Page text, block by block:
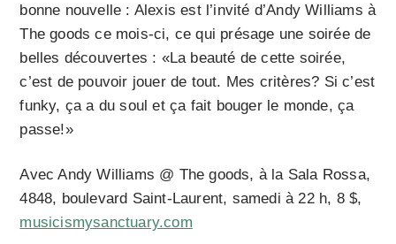
bonne nouvelle : Alexis est l’invité d’Andy Williams à
The goods ce mois-ci, ce qui présage une soirée de
belles découvertes : «La beauté de cette soirée,
c’est de pouvoir jouer de tout. Mes critères? Si c’est
funky, ça a du soul et ça fait bouger le monde, ça
passe!»
Avec Andy Williams @ The goods, à la Sala Rossa,
4848, boulevard Saint-Laurent, samedi à 22 h, 8 $,
musicismysanctuary.com